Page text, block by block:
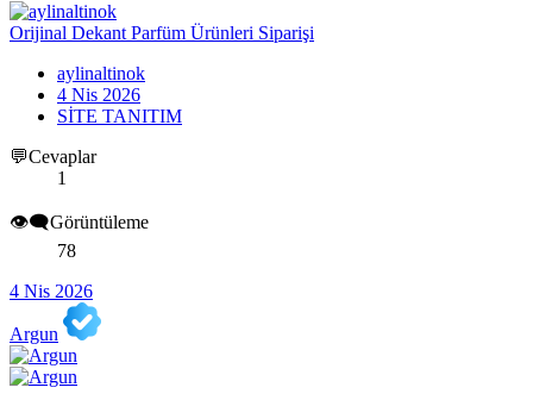
Orijinal Dekant Parfüm Ürünleri Siparişi
aylinaltinok
4 Nis 2026
SİTE TANITIM
💬Cevaplar
1
👁️‍🗨️Görüntüleme
78
4 Nis 2026
Argun